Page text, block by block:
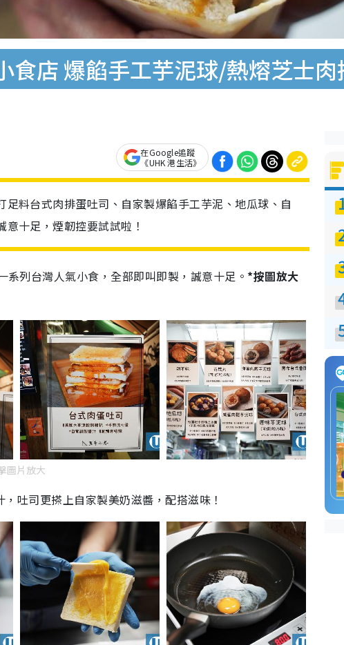
食店 爆餡手工芋泥球/熱熔芝士
在Google追蹤
《UHK 港生活》
料台式肉排蛋吐司、自家製爆餡手工芋泥、地瓜球、自
十足，煙韌控要試試啦！
列台灣人氣小食，全部即叫即製，誠意十足。 *按圖放大
圖片放大
吐司更搽上自家製美奶滋醬，配搭滋味！